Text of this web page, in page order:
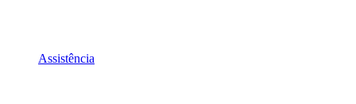
Assistência